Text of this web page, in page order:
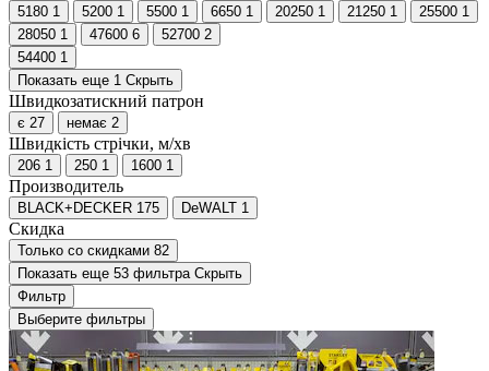
5180 1 5200 1 5500 1 6650 1 20250 1 21250 1 25500 1
28050 1 47600 6 52700 2
54400 1
Показать еще 1 Скрыть
Швидкозатискний патрон
є 27 немає 2
Швидкість стрічки, м/хв
206 1 250 1 1600 1
Производитель
BLACK+DECKER 175 DeWALT 1
Скидка
Только со cкидками 82
Показать еще 53 фильтра Скрыть
Фильтр
Выберите фильтры